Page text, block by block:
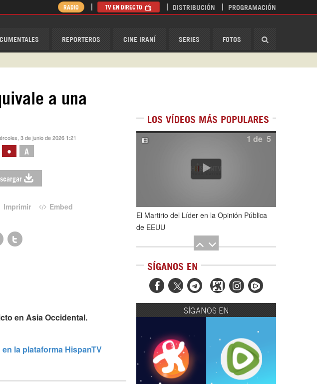
REPORTEROS CINE IRANÍ SERIES FOTOS
RADIO TV EN DIRECTO DISTRIBUCIÓN PROGRAMACIÓN
a una
3 de junio de 2026 1:21
• A
Imprimir Embed
en Asia Occidental.
la plataforma HispanTV
LOS VÍDEOS MÁS POPULARES
1 de 5
El Martirio del Líder en la Opinión Pública
de EEUU
El Hombre eterno | Parte 2
SÍGANOS EN
  
SÍGANOS EN